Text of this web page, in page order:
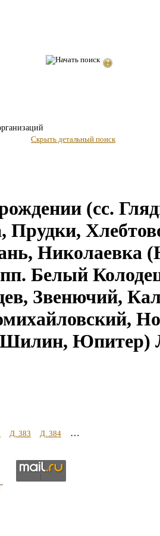
Скрыть детальный поиск
(сс.
Николаевка
Белый
Звенючий,
Юпитер)
Д. 383 Д. 384 …